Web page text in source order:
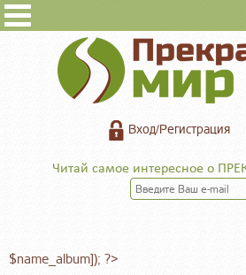
Вход/Регистрация
Читай самое интересное о
$name_album]); ?>